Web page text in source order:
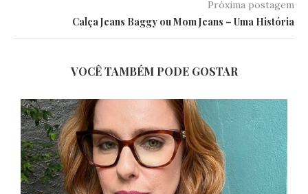
Próxima postagem
Calça Jeans Baggy ou Mom Jeans – Uma História
VOCÊ TAMBÉM PODE GOSTAR